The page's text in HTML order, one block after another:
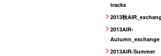
tracks
2013秋
2013AIR-
Autumn_exchange
2013AIR-Summer